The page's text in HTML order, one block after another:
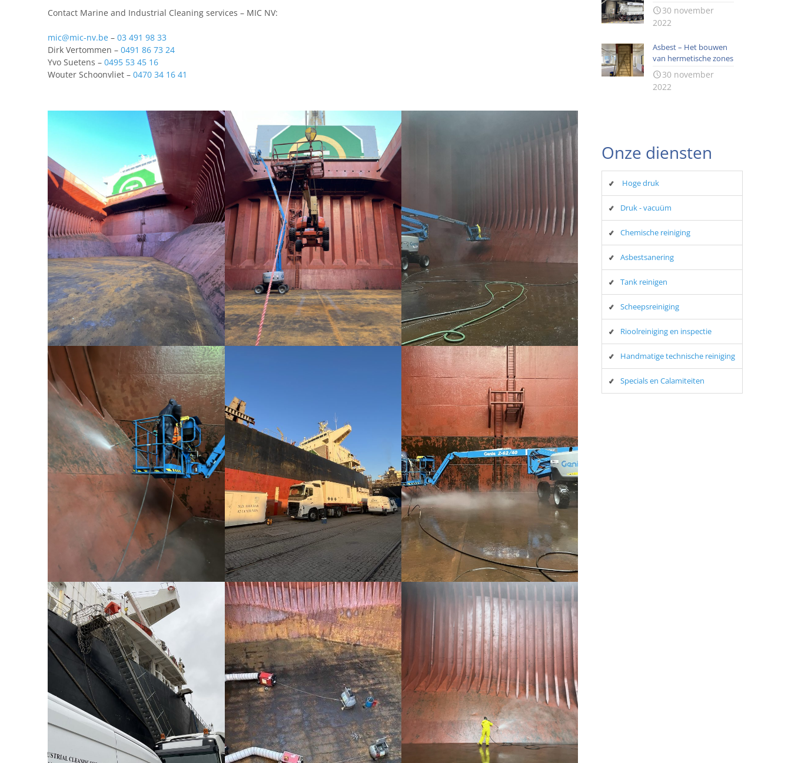
Contact Marine and Industrial Cleaning services – MIC NV:
mic@mic-nv.be –03 491 98 33
Dirk Vertommen –0491 86 73 24
Yvo Suetens –0495 53 45 16
Wouter Schoonvliet –0470 34 16 41
30 november
2022
Asbest – Het bouwen
van hermetische zones
30 november
2022
Onze diensten
Hoge druk
Druk - vacuüm
Chemische reiniging
Asbestsanering
Tank reinigen
Scheepsreiniging
Rioolreiniging en inspectie
Handmatige technische reiniging
Specials en Calamiteiten